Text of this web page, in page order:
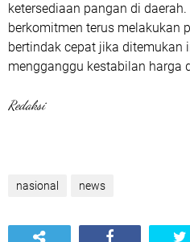
ketersediaan pangan di
berkomitmen terus melakukan
bertindak cepat jika ditemukan
mengganggu kestabilan harga
Redaksi
nasional news